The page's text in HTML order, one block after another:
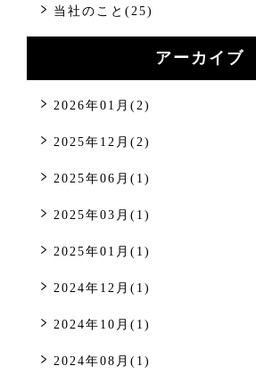
当社のこと(25)
アーカイブ
2026年01月(2)
2025年12月(2)
2025年06月(1)
2025年03月(1)
2025年01月(1)
2024年12月(1)
2024年10月(1)
2024年08月(1)